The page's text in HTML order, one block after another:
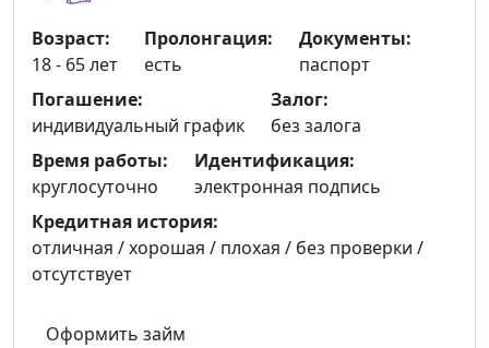
Оформить займ
Возраст:
18 - 65 лет
Пролонгация:
есть
Документы:
паспорт
Погашение:
индивидуальный график
Залог:
без залога
Время работы:
круглосуточно
Идентификация:
электронная подпись
Кредитная история:
отличная / хорошая / плохая / без проверки /
отсутствует